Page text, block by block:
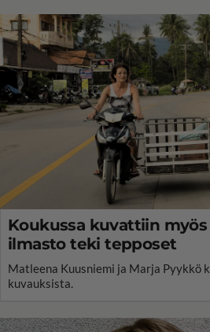
Koukussa kuvattiin myös
ilmasto teki tepposet
Matleena Kuusniemi ja Marja Pyykkö
kuvauksista.